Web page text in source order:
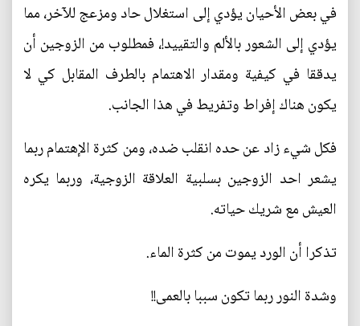
في بعض الأحيان يؤدي إلى استغلال حاد ومزعج للآخر، مما
يؤدي إلى الشعور بالألم والتقييد!، فمطلوب من الزوجين أن
يدققا في كيفية ومقدار الاهتمام بالطرف المقابل كي لا
يكون هناك إفراط وتفريط في هذا الجانب.
فكل شيء زاد عن حده انقلب ضده، ومن كثرة الإهتمام ربما
يشعر احد الزوجين بسلبية العلاقة الزوجية، وربما يكره
العيش مع شريك حياته.
تذكرا أن الورد يموت من كثرة الماء.
وشدة النور ربما تكون سببا بالعمى!!